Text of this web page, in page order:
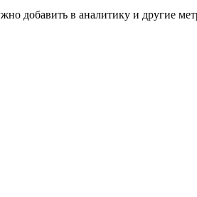
добавить в аналитику и другие